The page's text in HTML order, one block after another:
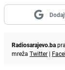
Radiosarajevo.ba
mreža Twitter |